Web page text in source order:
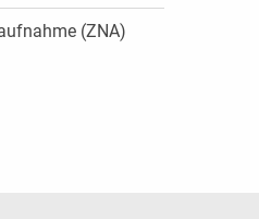
(ZNA)